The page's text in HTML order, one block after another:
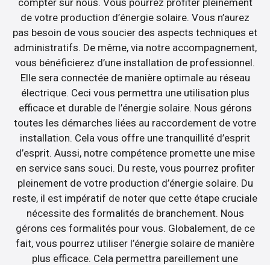
de votre production d’énergie solaire. Vous n’aurez
pas besoin de vous soucier des aspects techniques et
administratifs. De même, via notre accompagnement,
vous bénéficierez d’une installation de professionnel.
Elle sera connectée de manière optimale au réseau
électrique. Ceci vous permettra une utilisation plus
efficace et durable de l’énergie solaire. Nous gérons
toutes les démarches liées au raccordement de votre
installation. Cela vous offre une tranquillité d’esprit
d’esprit. Aussi, notre compétence promette une mise
en service sans souci. Du reste, vous pourrez profiter
pleinement de votre production d’énergie solaire. Du
reste, il est impératif de noter que cette étape cruciale
nécessite des formalités de branchement. Nous
gérons ces formalités pour vous. Globalement, de ce
fait, vous pourrez utiliser l’énergie solaire de manière
plus efficace. Cela permettra pareillement une